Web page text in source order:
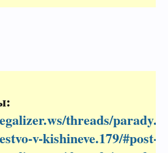
threads/
v-kishineve.179/#post-